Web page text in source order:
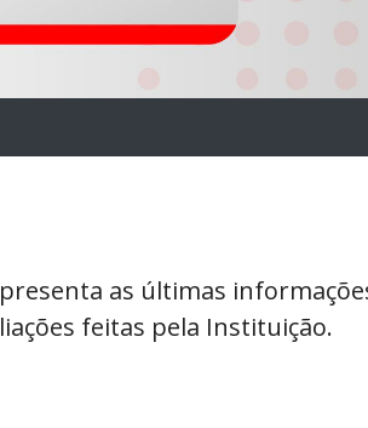
as últimas
feitas pela Instituição.